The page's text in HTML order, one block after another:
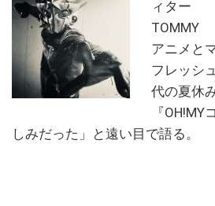
ィター
TOMMY
アニメと
フレッシ
代の夏休
『
しみだった」と遠い目で語る。